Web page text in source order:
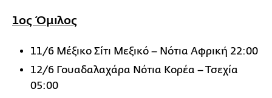
1ος Όμιλος
11/6 Μέξικο Σίτι Μεξικό – Νότια Αφρική 22:00
12/6 Γουαδαλαχάρα Νότια Κορέα – Τσεχία
05:00